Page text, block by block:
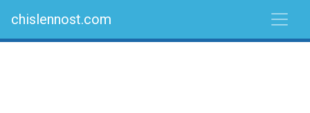
chislennost.com